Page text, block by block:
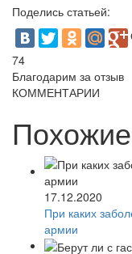
Поделись статьей:
74
Благодарим за отзыв
КОММЕНТАРИИ
17.12.2020
При каких
армии